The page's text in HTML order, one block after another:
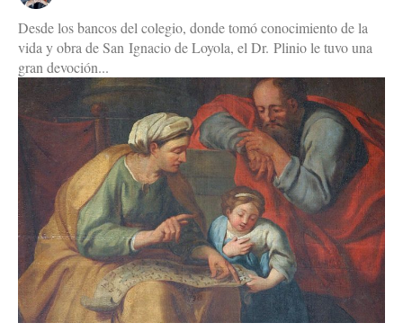
Desde los bancos del colegio, donde tomó conocimiento de la
vida y obra de San Ignacio de Loyola, el Dr. Plinio le tuvo una
gran devoción...